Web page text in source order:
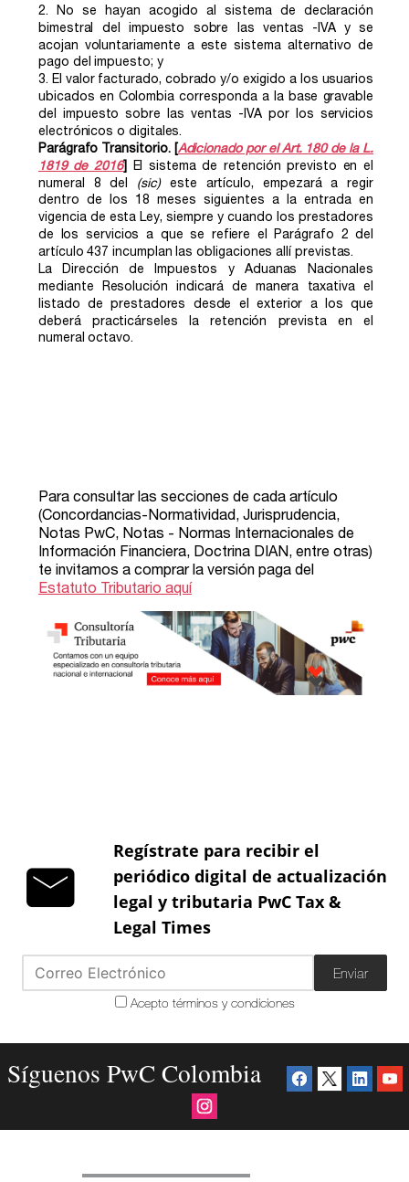
Regístrate para recibir el
periódico digital de actualización
legal y tributaria PwC Tax &
Legal Times
Enviar
Acepto términos y condiciones
Síguenos PwC Colombia